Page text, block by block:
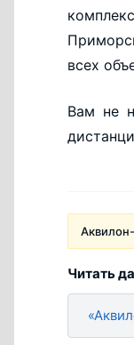
всех
Вам не
Читать